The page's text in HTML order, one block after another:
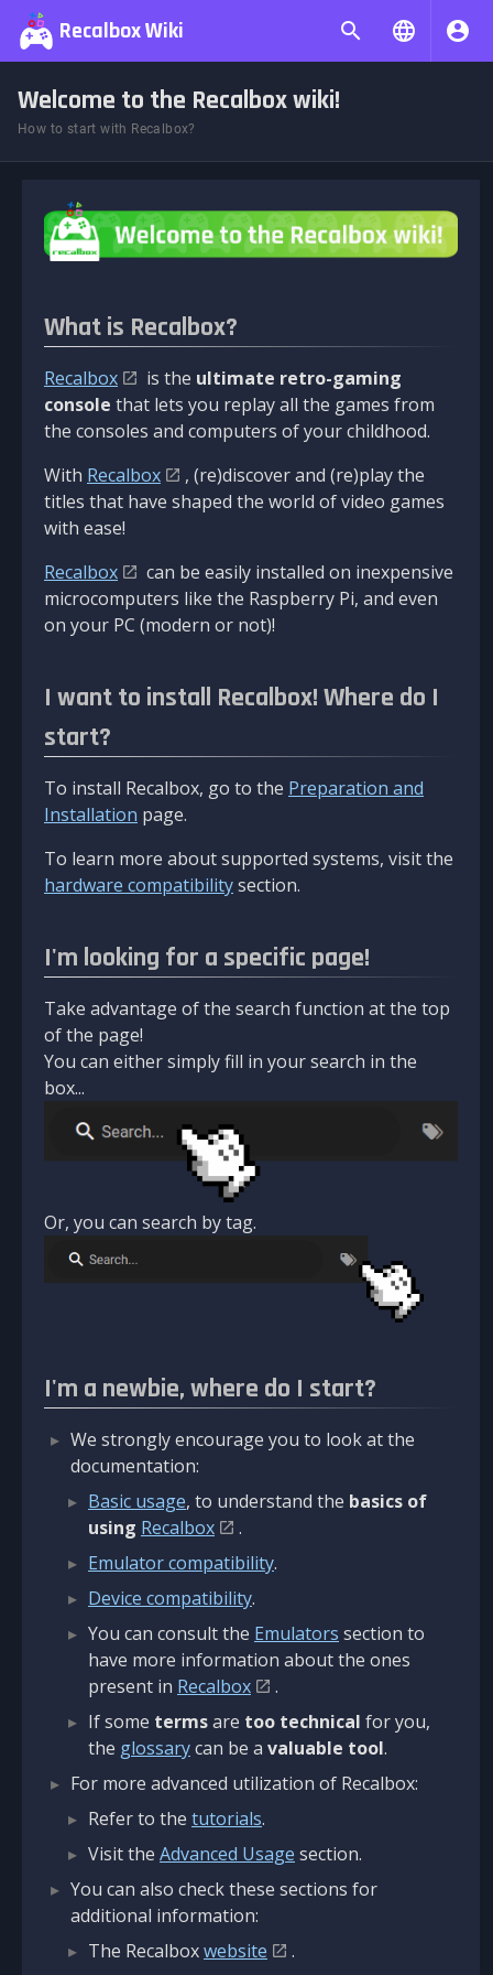
Recalbox Wiki
Welcome to the Recalbox wiki!
How to start with Recalbox?
What is Recalbox?
Recalbox is the ultimate retro-gaming
console that lets you replay all the games from
the consoles and computers of your childhood.
With Recalbox
, (re)discover and (re)play the
titles that have shaped the world of video games
with ease!
Recalbox
can be easily installed on inexpensive
microcomputers like the Raspberry Pi, and even
on your PC (modern or not)!
I want to install Recalbox! Where do I
start?
To install Recalbox, go to the Preparation and
Installation page.
To learn more about supported systems, visit the
hardware compatibilitysection.
I'm looking for a specific page!
Take advantage of the search function at the top
of the page!
You can either simply fill in your search in the
box...
Or, you can search by tag.
I'm a newbie, where do I start?
We strongly encourage you to look at the
documentation:
Basic usage, to understand the basics of
using Recalbox
.
Emulator compatibility.
Device compatibility.
You can consult the Emulators section to
have more information about the ones
present in Recalbox
.
If some termsare too technical for you,
the glossarycan be a valuable tool.
For more advanced utilization of Recalbox:
Refer to the tutorials.
Visit the Advanced Usage section.
You can also check these sections for
additional information:
The Recalboxwebsite
.